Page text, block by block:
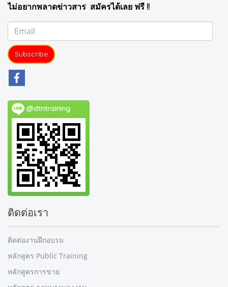
ไม่อยากพลาดข่าวสาร สมัครได้เลย ฟรี !!
Subscribe
@dtntraining
ติดต่อเรา
ติดต่องานฝึกอบรม
หลักสูตร Public Training
หลักสูตรการขาย